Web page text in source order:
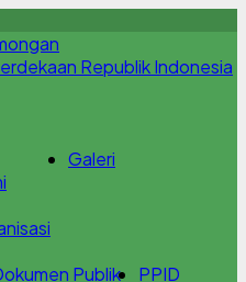
Galeri
Publik PPID